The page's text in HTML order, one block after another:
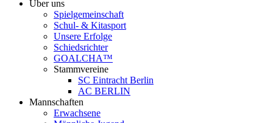
Über uns
Spielgemeinschaft
Schul- & Kitasport
Unsere Erfolge
Schiedsrichter
GOALCHA™
Stammvereine
SC Eintracht Berlin
AC BERLIN
Mannschaften
Erwachsene